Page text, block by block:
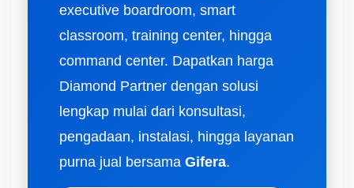
executive boardroom, smart
classroom, training center, hingga
command center. Dapatkan harga
Diamond Partner dengan solusi
lengkap mulai dari konsultasi,
pengadaan, instalasi, hingga layanan
purna jual bersama Gifera.